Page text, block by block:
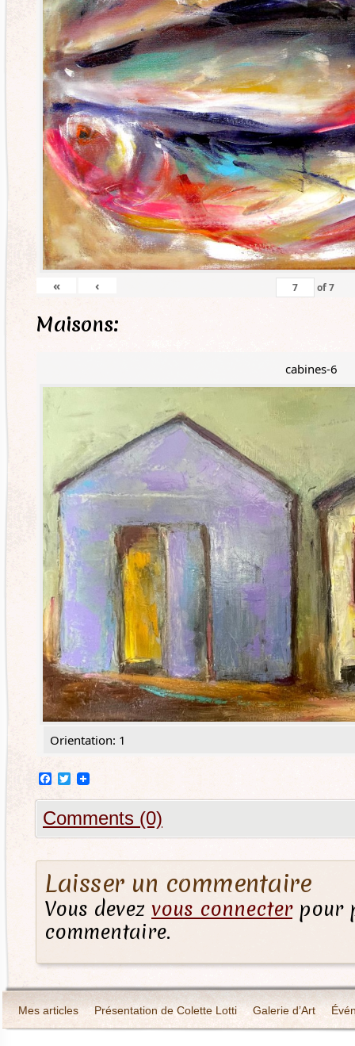
« ‹ of7
Maisons:
cabines-6
Orientation: 1
Facebook
Twitter
Comments (0)
Laisser un commentaire
Vous devez vous connecterpour
commentaire.
Mes articles Présentation de Colette Lotti Galerie d’Art